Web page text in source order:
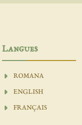
Langues
ROMANA
ENGLISH
FRANÇAIS